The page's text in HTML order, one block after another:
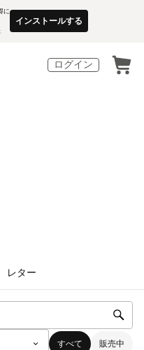
に
インストールする
ログイン
レター
すべて 販売中